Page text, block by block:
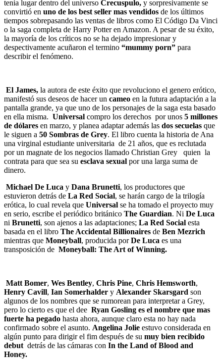
tenia lugar dentro del universo Crecuspulo, y sorpresivamente se
convirtió en uno de los best seller mas vendidos de los últimos
tiempos sobrepasando las ventas de libros como El Código Da Vinci
o la saga completa de Harry Potter en Amazon. A pesar de su éxito,
la mayoría de los críticos no se ha dejado impresionar y
despectivamente acuñaron el termino “mummy porn” para
describir el fenómeno.
El James, la autora de este éxito que revoluciono el genero erótico,
manifestó sus deseos de hacer un cameo en la futura adaptación a la
pantalla grande, ya que uno de los personajes de la saga esta basado
en ella misma. Universal compro los derechos por unos 5 millones
de dólares en marzo, y planea adaptar además las dos secuelas que
le siguen a 50 Sombras de Grey. El libro cuenta la historia de Ana
una virginal estudiante universitaria de 21 años, que es reclutada
por un magnate de los negocios llamado Christian Grey quien la
contrata para que sea su esclava sexual por una larga suma de
dinero.
Michael De Luca y Dana Brunetti, los productores que
estuvieron detrás de La Red Social, se harán cargo de la trilogía
erótica, lo cual revela que Universal se ha tomado el proyecto muy
en serio, escribe el periódico británico The Guardian. Ni De Luca
ni Brunetti, son ajenos a las adaptaciones; La Red Social esta
basada en el libro The Accidental Billionaires de Ben Mezrich
mientras que Moneyball, producida porDe Luca es una
transposición de Moneyball: The Art of Winning.
Matt Bomer, Wes Bentley, Chris Pine, Chris Hemsworth,
Henry Cavill, Ian Somerhalder y Alexander Skarsgard son
algunos de los nombres que se rumorean para interpretar a Grey,
pero lo cierto es que el dee Ryan Gosling es el nombre que mas
fuerte ha pegado hasta ahora, aunque claro esta no hay nada
confirmado sobre el asunto. Angelina Jolie estuvo considerada en
algún punto para dirigir el fim después de su muy bien recibido
debut detrás de las cámaras con In the Land of Blood and
Honey.